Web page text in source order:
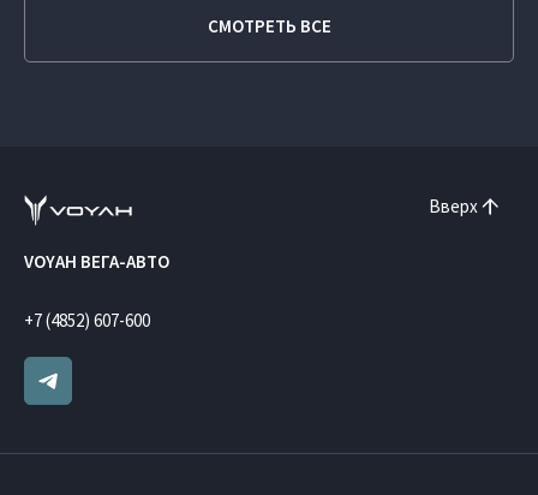
СМОТРЕТЬ ВСЕ
Вверх
VOYAH ВЕГА-АВТО
+7 (4852) 607-600